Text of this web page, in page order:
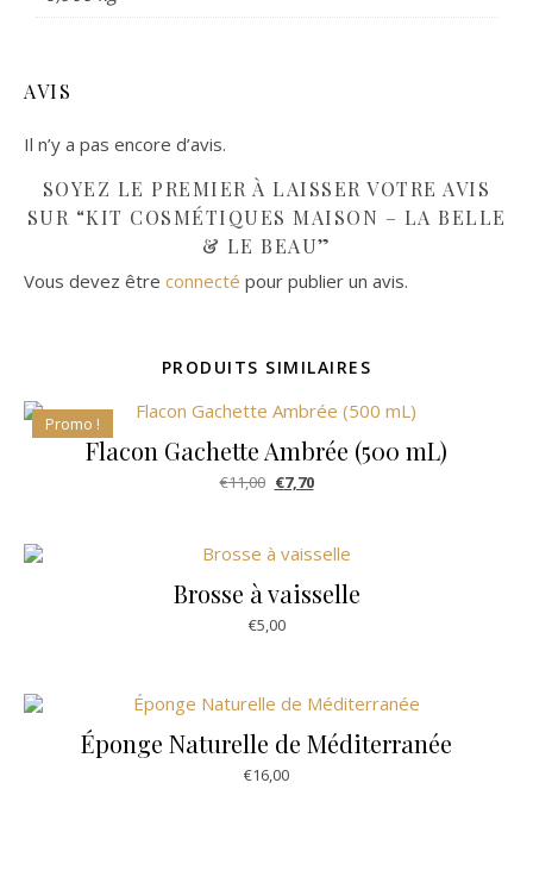
AVIS
Il n’y a pas encore d’avis.
SOYEZ LE PREMIER À LAISSER VOTRE AVIS
SUR “KIT COSMÉTIQUES MAISON – LA BELLE
& LE BEAU”
Vous devez être connecté pour publier un avis.
PRODUITS SIMILAIRES
Promo !
Flacon Gachette Ambrée (500 mL)
€11,00 Le prix initial était : €11,00.
€7,70Le prix actuel est : €7,70.
Brosse à vaisselle
€5,00
Éponge Naturelle de Méditerranée
€16,00